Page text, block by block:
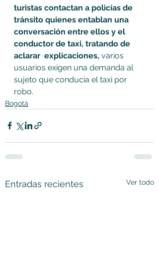
turistas contactan a policías de
tránsito quienes entablan una
conversación entre ellos y el
conductor de taxi, tratando de
aclarar  explicaciones, varios
usuarios exigen una demanda al
sujeto que conducía el taxi por
robo.
Bogotá
Entradas recientes Ver todo